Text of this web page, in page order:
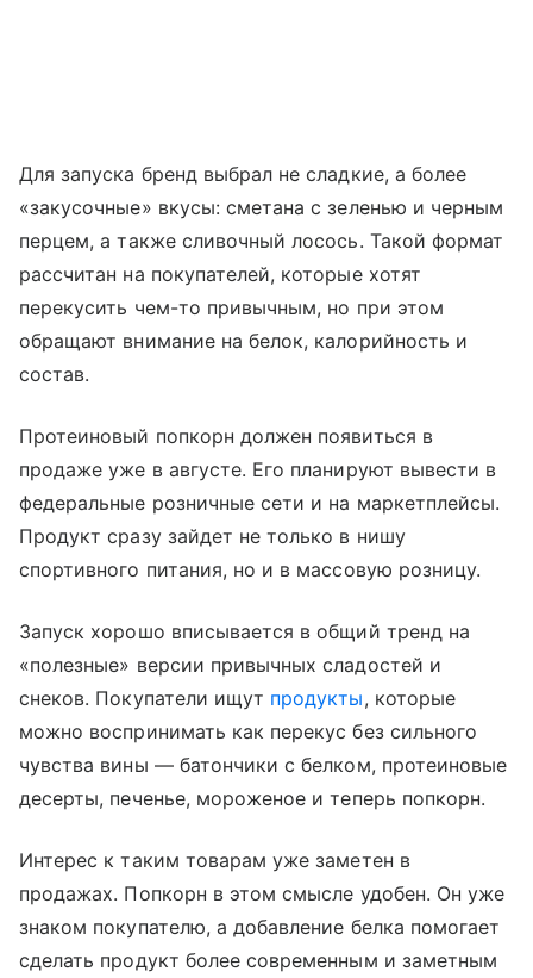
Для запуска бренд выбрал не сладкие, а более
«закусочные» вкусы: сметана с зеленью и черным
перцем, а также сливочный лосось. Такой формат
рассчитан на покупателей, которые хотят
перекусить чем-то привычным, но при этом
обращают внимание на белок, калорийность и
состав.
Протеиновый попкорн должен появиться в
продаже уже в августе. Его планируют вывести в
федеральные розничные сети и на маркетплейсы.
Продукт сразу зайдет не только в нишу
спортивного питания, но и в массовую розницу.
Запуск хорошо вписывается в общий тренд на
«полезные» версии привычных сладостей и
снеков. Покупатели ищут продукты, которые
можно воспринимать как перекус без сильного
чувства вины — батончики с белком, протеиновые
десерты, печенье, мороженое и теперь попкорн.
Интерес к таким товарам уже заметен в
продажах. Попкорн в этом смысле удобен. Он уже
знаком покупателю, а добавление белка помогает
сделать продукт более современным и заметным